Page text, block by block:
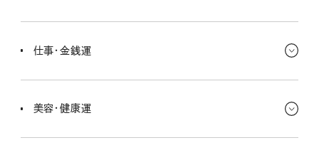
ままになるかも。ラブは昔ちょっと気になってた人と再接近するチャ
仕事・金銭運
管理をしていこう。見直しタイムに入ってるって感じ。仕事では、コツ
美容・健康運